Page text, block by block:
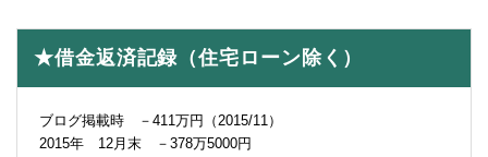
★借金返済記録（住宅ローン除く）
ブログ掲載時 －411万円（2015/11）
2015年 12月末 －378万5000円